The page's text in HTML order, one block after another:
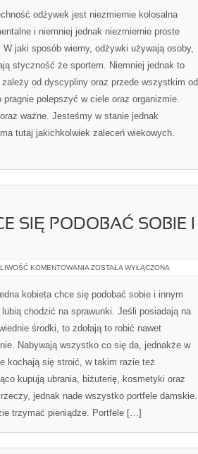
JEST
PRZYJEMNE.
TO
JEDNAK
odżywek jest niezmiernie kolosalna
i niemniej jednak niezmiernie proste
W jaki sposób wiemy, odżywki używają osoby,
styczność że sportem. Niemniej jednak to
zależy od dyscypliny oraz przede wszystkim od
pragnie polepszyć w ciele oraz organizmie.
ważne. Jesteśmy w stanie jednak
tutaj jakichkolwiek zaleceń wiekowych.
SIĘ PODOBAĆ SOBIE I
KOMENTOWANIA KAŻDA
PODOBAĆ
I
ZOSTAŁA WYŁĄCZONA
kobieta chce się podobać sobie i innym
lubią chodzić na sprawunki. Jeśli posiadają na
środki, to zdołają to robić nawet
Nabywają wszystko co się da, jednakże w
kochają się stroić, w takim razie też
kupują ubrania, biżuterię, kosmetyki oraz
jednak nade wszystko portfele damskie.
trzymać pieniądze. Portfele […]